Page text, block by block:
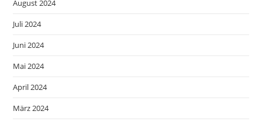
August 2024
Juli 2024
Juni 2024
Mai 2024
April 2024
März 2024